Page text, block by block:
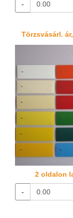
-
Törzsvásárl.
2 oldalon
-